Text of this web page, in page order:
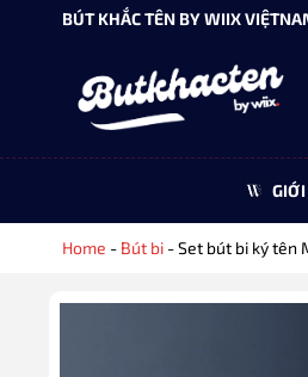
BÚT KHẮC TÊN BY WIIX
Home - Bút bi -Set bút bi ký tên